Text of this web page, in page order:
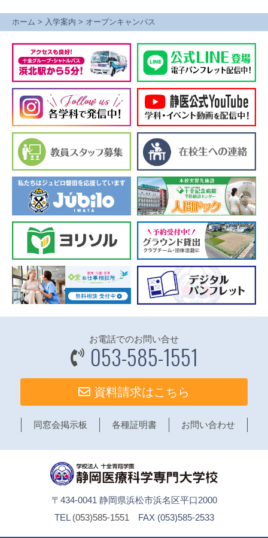
ホーム > 入学案内 > オープンキャンパス
お電話でのお問い合せ
053-585-1551
資料請求はこちら
同窓会掲示板 各種証明書 お問い合わせ
〒434-0041 静岡県浜松市浜名区平口2000
TEL (053)585-1551 FAX (053)585-2533